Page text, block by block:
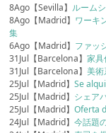
8Ago【Sevilla】 ルーム
8Ago【Madrid】 ワーキ
集
6Ago【Madrid】 ファッ
31Jul【Barcelona】家
31Jul【Barcelona】美
25Jul【Madrid】Se
25Jul【Madrid】 シェア
25Jul【Madrid】Oferta
24Jul【Madrid】今話題